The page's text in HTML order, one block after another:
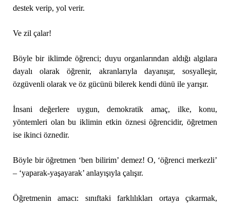
destek verip, yol verir.
Ve zil çalar!
Böyle bir iklimde öğrenci; duyu organlarından aldığı algılara
dayalı olarak öğrenir, akranlarıyla dayanışır, sosyalleşir,
özgüvenli olarak ve öz gücünü bilerek kendi dünü ile yarışır.
İnsani değerlere uygun, demokratik amaç, ilke, konu,
yöntemleri olan bu iklimin etkin öznesi öğrencidir, öğretmen
ise ikinci öznedir.
Böyle bir öğretmen ‘ben bilirim’ demez! O, ‘öğrenci merkezli’
– ‘yaparak-yaşayarak’ anlayışıyla çalışır.
Öğretmenin amacı: sınıftaki farklılıkları ortaya çıkarmak,